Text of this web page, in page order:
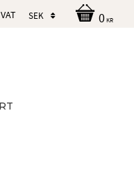
0KR